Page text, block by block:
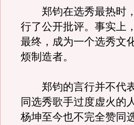
郑钧在选秀最热时，
行了公开批评。事实上
最终，成为一个选秀文
烦制造者。
郑钧的言行并不代表
同选秀歌手过度虚火的
杨坤至今也不完全赞同